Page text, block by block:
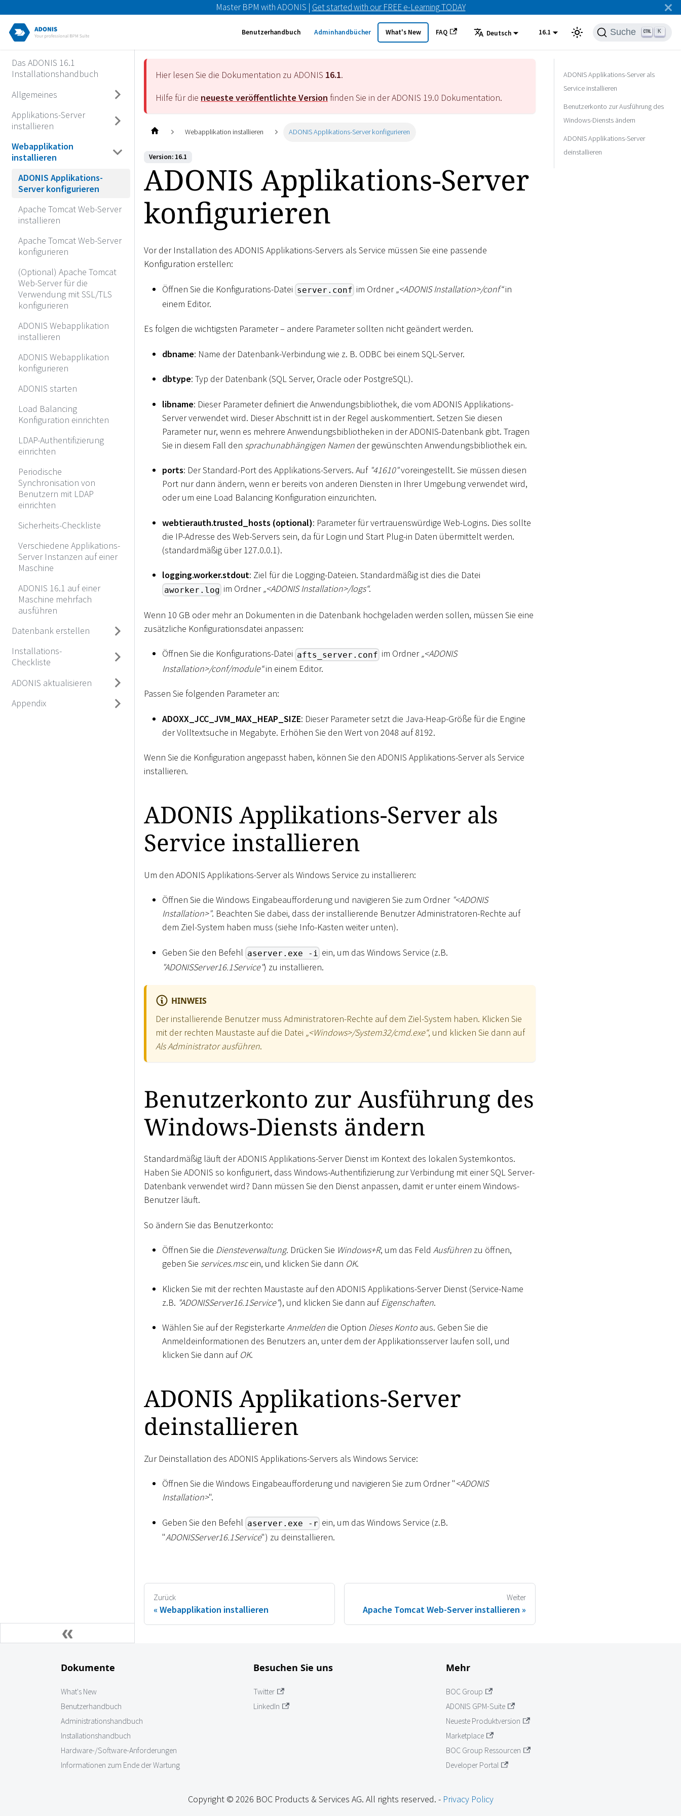
Master BPM with ADONIS | Get started with our FREE e-Learning TODAY
Benutzerhandbuch Adminhandbücher What's New FAQ Deutsch 16.1 Suche K
Das ADONIS 16.1
Installationshandbuch
Allgemeines
Applikations-Server
installieren
Webapplikation
installieren
ADONIS Applikations-
Server konfigurieren
Apache Tomcat Web-Server
installieren
Apache Tomcat Web-Server
konfigurieren
(Optional) Apache Tomcat
Web-Server für die
Verwendung mit SSL/TLS
konfigurieren
ADONIS Webapplikation
installieren
ADONIS Webapplikation
konfigurieren
ADONIS starten
Load Balancing
Konfiguration einrichten
LDAP-Authentifizierung
einrichten
Periodische
Synchronisation von
Benutzern mit LDAP
einrichten
Sicherheits-Checkliste
Verschiedene Applikations-
Server Instanzen auf einer
Maschine
ADONIS 16.1 auf einer
Maschine mehrfach
ausführen
Datenbank erstellen
Installations-
Checkliste
ADONIS aktualisieren
Appendix
Hier lesen Sie die Dokumentation zu ADONIS 16.1.
Hilfe für die neueste veröffentlichte Version finden Sie in der ADONIS 19.0 Dokumentation.
Webapplikation installieren ADONIS Applikations-Server konfigurieren
Version: 16.1
ADONIS Applikations-Server
konfigurieren
Vor der Installation des ADONIS Applikations-Servers als Service müssen Sie eine passende
Konfiguration erstellen:
Öffnen Sie die Konfigurations-Datei server.conf im Ordner „<ADONIS Installation>/conf“in
einem Editor.
Es folgen die wichtigsten Parameter – andere Parameter sollten nicht geändert werden.
dbname: Name der Datenbank-Verbindung wie z. B. ODBC bei einem SQL-Server.
dbtype: Typ der Datenbank (SQL Server, Oracle oder PostgreSQL).
libname: Dieser Parameter definiert die Anwendungsbibliothek, die vom ADONIS Applikations-
Server verwendet wird. Dieser Abschnitt ist in der Regel auskommentiert. Setzen Sie diesen
Parameter nur, wenn es mehrere Anwendungsbibliotheken in der ADONIS-Datenbank gibt. Tragen
Sie in diesem Fall den sprachunabhängigen Namen der gewünschten Anwendungsbibliothek ein.
ports: Der Standard-Port des Applikations-Servers. Auf "41610"voreingestellt. Sie müssen diesen
Port nur dann ändern, wenn er bereits von anderen Diensten in Ihrer Umgebung verwendet wird,
oder um eine Load Balancing Konfiguration einzurichten.
webtierauth.trusted_hosts (optional): Parameter für vertrauenswürdige Web-Logins. Dies sollte
die IP-Adresse des Web-Servers sein, da für Login und Start Plug-in Daten übermittelt werden.
(standardmäßig über 127.0.0.1).
logging.worker.stdout: Ziel für die Logging-Dateien. Standardmäßig ist dies die Datei
aworker.log im Ordner„<ADONIS Installation>/logs“.
Wenn 10 GB oder mehr an Dokumenten in die Datenbank hochgeladen werden sollen, müssen Sie eine
zusätzliche Konfigurationsdatei anpassen:
Öffnen Sie die Konfigurations-Datei afts_server.conf im Ordner„<ADONIS
Installation>/conf/module“in einem Editor.
Passen Sie folgenden Parameter an:
ADOXX_JCC_JVM_MAX_HEAP_SIZE: Dieser Parameter setzt die Java-Heap-Größe für die Engine
der Volltextsuche in Megabyte. Erhöhen Sie den Wert von 2048 auf 8192.
Wenn Sie die Konfiguration angepasst haben, können Sie den ADONIS Applikations-Server als Service
installieren.
ADONIS Applikations-Server als
Service installieren
Um den ADONIS Applikations-Server als Windows Service zu installieren:
Öffnen Sie die Windows Eingabeaufforderung und navigieren Sie zum Ordner "<ADONIS
Installation>". Beachten Sie dabei, dass der installierende Benutzer Administratoren-Rechte auf
dem Ziel-System haben muss (siehe Info-Kasten weiter unten).
Geben Sie den Befehl aserver.exe -i
ein, um das Windows Service (z.B.
"ADONISServer16.1Service") zu installieren.
HINWEIS
Der installierende Benutzer muss Administratoren-Rechte auf dem Ziel-System haben. Klicken Sie
mit der rechten Maustaste auf die Datei „<Windows>/System32/cmd.exe“, und klicken Sie dann auf
Als Administrator ausführen.
Benutzerkonto zur Ausführung des
Windows-Diensts ändern
Standardmäßig läuft der ADONIS Applikations-Server Dienst im Kontext des lokalen Systemkontos.
Haben Sie ADONIS so konfiguriert, dass Windows-Authentifizierung zur Verbindung mit einer SQL Server-
Datenbank verwendet wird? Dann müssen Sie den Dienst anpassen, damit er unter einem Windows-
Benutzer läuft.
So ändern Sie das Benutzerkonto:
Öffnen Sie die Diensteverwaltung. Drücken Sie Windows+R, um das Feld Ausführen zu öffnen,
geben Sie services.mscein, und klicken Sie dann OK.
Klicken Sie mit der rechten Maustaste auf den ADONIS Applikations-Server Dienst (Service-Name
z.B. "ADONISServer16.1Service"), und klicken Sie dann aufEigenschaften.
Wählen Sie auf der Registerkarte Anmelden die Option Dieses Konto aus. Geben Sie die
Anmeldeinformationen des Benutzers an, unter dem der Applikationsserver laufen soll, und
klicken Sie dann auf OK.
ADONIS Applikations-Server
deinstallieren
Zur Deinstallation des ADONIS Applikations-Servers als Windows Service:
Öffnen Sie die Windows Eingabeaufforderung und navigieren Sie zum Ordner "<ADONIS
Installation>".
Geben Sie den Befehl aserver.exe -r ein, um das Windows Service (z.B.
"ADONISServer16.1Service") zu deinstallieren.
Zurück
Webapplikation installieren
Weiter
Apache Tomcat Web-Server installieren
ADONIS Applikations-Server als
Service installieren
Benutzerkonto zur Ausführung des
Windows-Diensts ändern
ADONIS Applikations-Server
deinstallieren
Dokumente
What's New
Benutzerhandbuch
Administrationshandbuch
Installationshandbuch
Hardware-/Software-Anforderungen
Informationen zum Ende der Wartung
Besuchen Sie uns
Twitter
LinkedIn
Mehr
BOC Group
ADONIS GPM-Suite
Neueste Produktversion
Marketplace
BOC Group Ressourcen
Developer Portal
Copyright © 2026 BOC Products & Services AG. All rights reserved. - Privacy Policy